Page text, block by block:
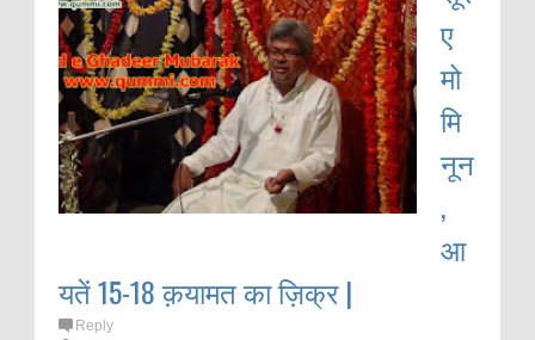
ए
मो
मि
नून
,
आ
यतें 15-18 क़यामत का ज़िक्र |
Reply